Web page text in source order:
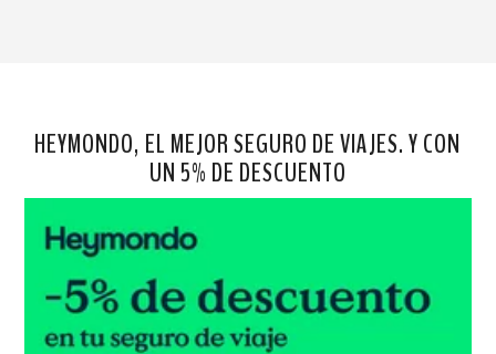
HEYMONDO, EL MEJOR SEGURO DE VIAJES. Y CON
UN 5% DE DESCUENTO